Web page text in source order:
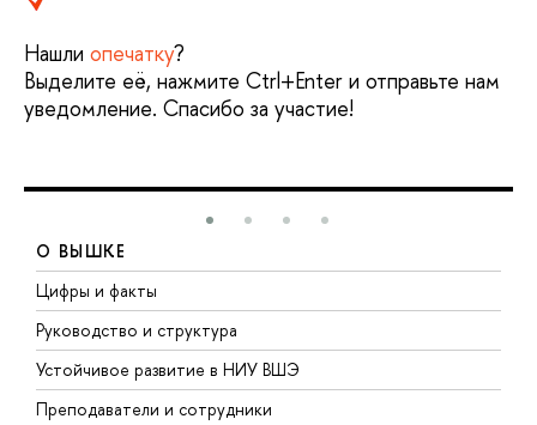
Нашли опечатку?
Выделите её, нажмите Ctrl+Enter и отправьте нам
уведомление. Спасибо за участие!
О ВЫШКЕ
Цифры и факты
Руководство и структура
Устойчивое развитие в НИУ ВШЭ
Преподаватели и сотрудники